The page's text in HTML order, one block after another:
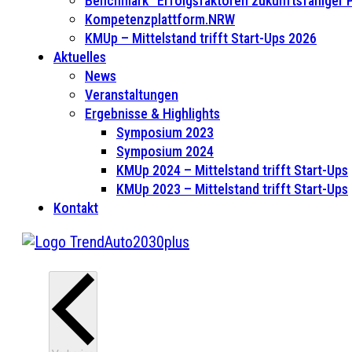
Kompetenzplattform.NRW
KMUp – Mittelstand trifft Start-Ups 2026
Aktuelles
News
Veranstaltungen
Ergebnisse & Highlights
Symposium 2023
Symposium 2024
KMUp 2024 – Mittelstand trifft Start-Ups
KMUp 2023 – Mittelstand trifft Start-Ups
Kontakt